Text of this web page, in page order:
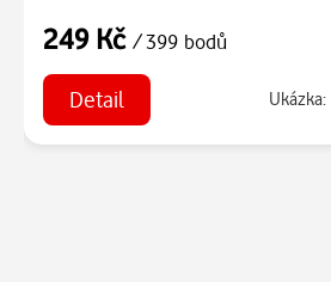
249 Kč / 399 bodů
Detail Ukázka: